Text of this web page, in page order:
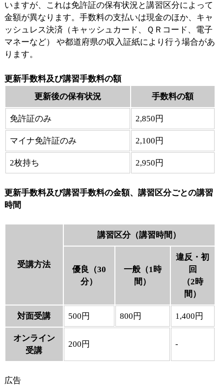
いますが、これは免許証の保有状況と講習区分によって
金額が異なります。手数料の支払いは現金のほか、キャ
ッシュレス決済（キャッシュカード、ＱＲコード、電子
マネーなど） や都道府県の収入証紙により行う場合があ
ります。
更新手数料及び講習手数料の額
更新後の保有状況
手数料の額
免許証のみ 2,850円
マイナ免許証のみ 2,100円
2枚持ち 2,950円
更新手数料及び講習手数料の金額、講習区分ごとの講習
時間
受講方法
講習区分（講習時間）
優良（30
分）
一般（1時
間）
違反・初
回
（2時
間）
対面受講 500円 800円 1,400円
オンライン
受講
200円 -
広告